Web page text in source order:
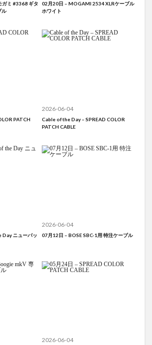
ミ #3368 ギタ
ル
02月20日 – MOGAMI 2534 XLRケーブル
ホワイト
PATCH
2026-06-04
Cable of the Day – SPREAD COLOR
PATCH CABLE
ニューパッ
2026-06-04
07月12日 – BOSE SBC-1用 特注ケーブル
2026-06-04